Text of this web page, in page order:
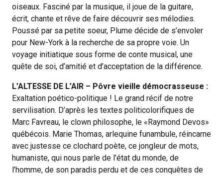
oiseaux. Fasciné par la musique, il joue de la guitare,
écrit, chante et rêve de faire découvrir ses mélodies.
Poussé par sa petite soeur, Plume décide de s’envoler
pour New-York à la recherche de sa propre voie. Un
voyage initiatique sous forme de conte musical, une
quête de soi, d’amitié et d’acceptation de la différence.
L’ALTESSE DE L’AIR – Pôvre vieille démocrasseuse :
Exaltation poético-politique ! Le grand récif de notre
servilisation. D’après les textes politicolorifiques de
Marc Favreau, le clown philosophe, le «Raymond Devos»
québécois. Marie Thomas, arlequine funambule, réincarne
avec justesse ce clochard poète, ce jongleur de mots,
humaniste, qui nous parle de l’état du monde, de
l’homme, de son paradis perdu et de ces conquêtes de